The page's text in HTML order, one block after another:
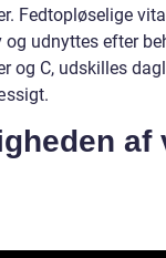
Fedtopløselige
udnyttes efter
og C, udskilles
af